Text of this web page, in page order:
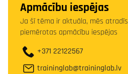
Apmācību iespējas
Ja šī tēma ir aktuāla, mēs
piemērotas apmācību iespējas
+371 22122567
traininglab@traininglab.lv